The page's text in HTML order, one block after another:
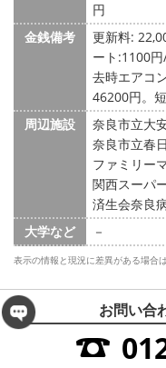
円
金銭備考
更新料:
ート:1100
去時エアコ
46200円。
周辺施設
奈良市立大
奈良市立春
ファミリー
関西スーパ
済生会奈良
大学など
－
表示の情報と現況に差異がある場合
お問い合